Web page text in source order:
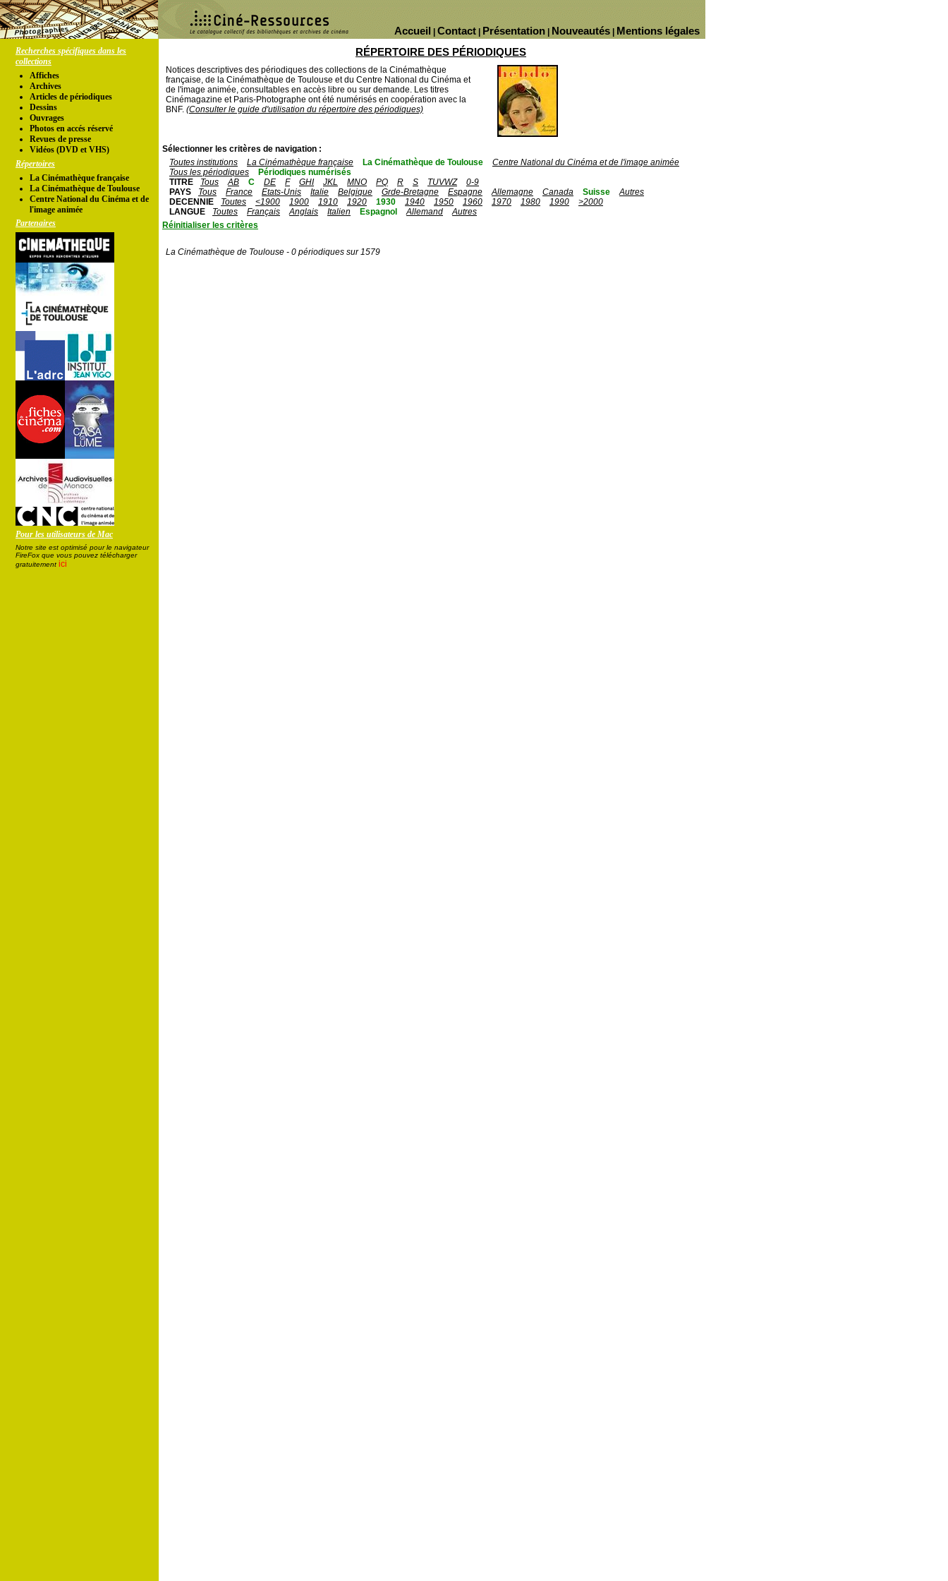
Mentions légales
Nouveautés
Présentation
Contact
Accueil
Recherches spécifiques dans les
collections
Affiches
Archives
Articles de périodiques
Dessins
Ouvrages
Photos en accés réservé
Revues de presse
Vidéos (DVD et VHS)
Répertoires
La Cinémathèque française
La Cinémathèque de Toulouse
Centre National du Cinéma et de
l'image animée
Partenaires
Pour les utilisateurs de Mac
Notre site est optimisé pour le navigateur
FireFox que vous pouvez télécharger
gratuitement ici
RÉPERTOIRE DES PÉRIODIQUES
Notices descriptives des périodiques des collections de la Cinémathèque
française, de la Cinémathèque de Toulouse et du Centre National du Cinéma et
de l'image animée, consultables en accès libre ou sur demande. Les titres
Cinémagazine et Paris-Photographe ont été numérisés en coopération avec la
BNF. (Consulter le guide d'utilisation du répertoire des périodiques)
Sélectionner les critères de navigation :
Toutes institutions
La Cinémathèque française La Cinémathèque de Toulouse
Centre National du Cinéma et de l'image animée
Tous les périodiques
Périodiques numérisés
TITRE
Tous AB C DE F GHI JKL MNO PQ R S TUVWZ
0-9
PAYS
Tous France Etats-Unis Italie Belgique Grde-Bretagne Espagne Allemagne Canada Suisse
Autres
DECENNIE
Toutes <1900 1900 1910 1920 1930 1940 1950 1960 1970 1980 1990
>2000
LANGUE
Toutes Français Anglais Italien Espagnol Allemand
Autres
Réinitialiser les critères
La Cinémathèque de Toulouse - 0 périodiques sur 1579